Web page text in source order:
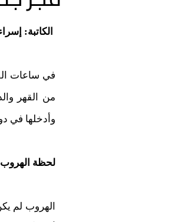
الكاتبة:
في ساعات
من القهر
وأدخلها في
لحظة الهروب:
الهروب لم